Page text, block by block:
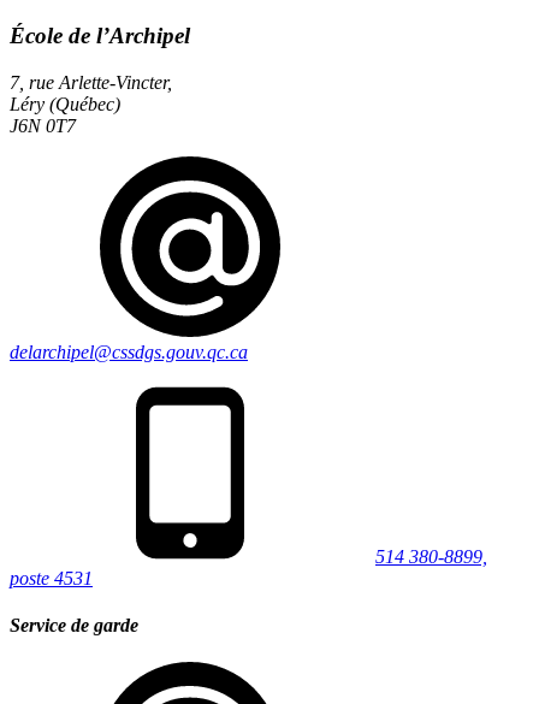
École de l’Archipel
7, rue Arlette-Vincter,
Léry (Québec)
J6N 0T7
delarchipel@cssdgs.gouv.qc.ca
514 380-8899,
poste 4531
Service de garde